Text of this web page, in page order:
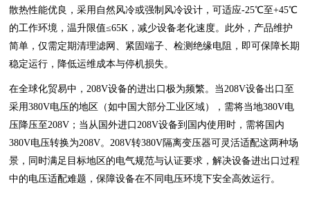
散热性能优良，采用自然风冷或强制风冷设计，可适应-25℃至+45℃
的工作环境，温升限值≤65K，减少设备老化速度。此外，产品维护
简单，仅需定期清理滤网、紧固端子、检测绝缘电阻，即可保障长期
稳定运行，降低运维成本与停机损失。
在全球化贸易中，208V设备的进出口极为频繁。当208V设备出口至
采用380V电压的地区（如中国大部分工业区域），需将当地380V电
压降压至208V；当从国外进口208V设备到国内使用时，需将国内
380V电压转换为208V。208V转380V隔离变压器可灵活适配这两种场
景，同时满足目标地区的电气规范与认证要求，解决设备进出口过程
中的电压适配难题，保障设备在不同电压环境下安全高效运行。